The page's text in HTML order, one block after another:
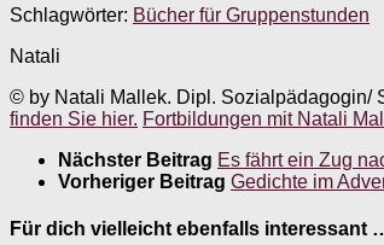
Schlagwörter: Bücher für Gruppenstunden
Natali
© by Natali Mallek. Dipl. Sozialpädagogin/
finden Sie hier. Fortbildungen mit Natali
Nächster Beitrag Es fährt ein Zug
Vorheriger Beitrag Gedichte im
Für dich vielleicht ebenfalls interessant